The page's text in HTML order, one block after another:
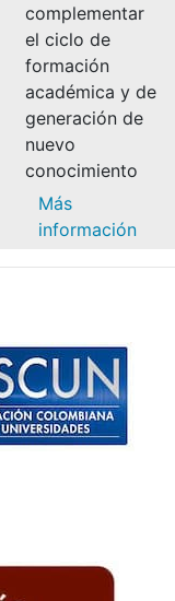
complementar
el ciclo de
formación
académica y de
generación de
nuevo
conocimiento
Más
información